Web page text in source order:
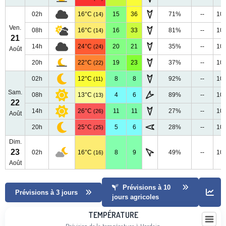
Ven.
21
Août
02h 16°C (14) 15 36 71% --
08h 16°C (14) 16 33 81% --
14h 24°C (24) 20 21 35% --
20h 22°C (22) 19 23 37% --
Sam.
22
Août
02h 12°C (11) 8 8 92% --
08h 13°C (13) 4 6 89% --
14h 26°C (26) 11 11 27% --
20h 25°C (25) 5 6 28% --
Dim.
23
Août
02h 16°C (16) 8 9 49% --
Prévisions à 3 jours
Prévisions à 10
jours agricoles
TEMPÉRATURE